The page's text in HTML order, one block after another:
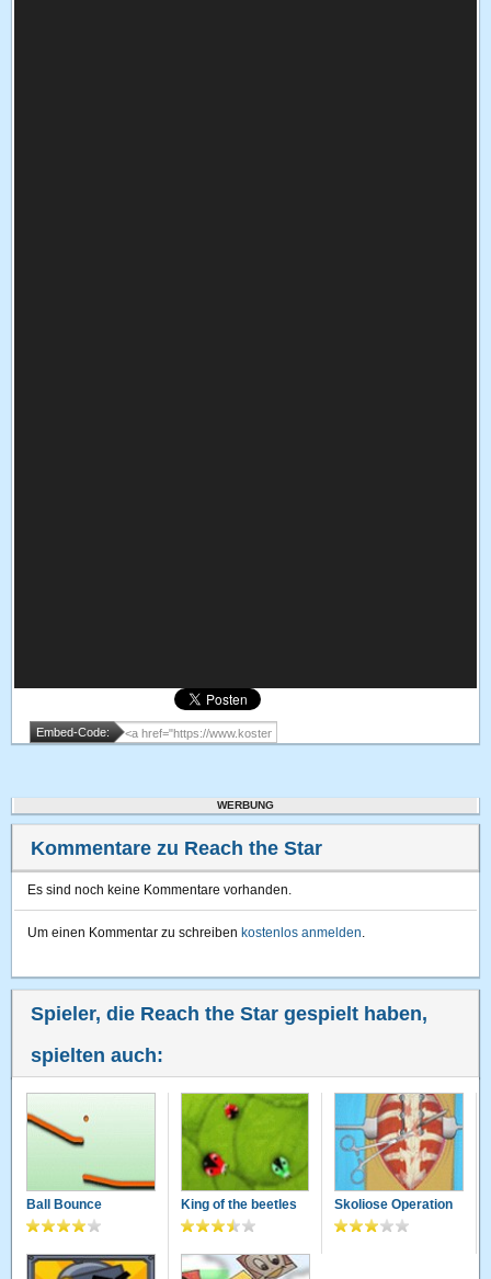
Embed-Code:
WERBUNG
Kommentare zu Reach the Star
Es sind noch keine Kommentare vorhanden.
Um einen Kommentar zu schreiben kostenlos anmelden.
Spieler, die Reach the Star gespielt haben,
spielten auch:
Ball Bounce King of the beetles Skoliose Operation